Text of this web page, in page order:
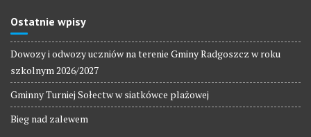
Ostatnie wpisy
Dowozy i odwozy uczniów na terenie Gminy Radgoszcz w roku
szkolnym 2026/2027
Gminny Turniej Sołectw w siatkówce plażowej
Bieg nad zalewem